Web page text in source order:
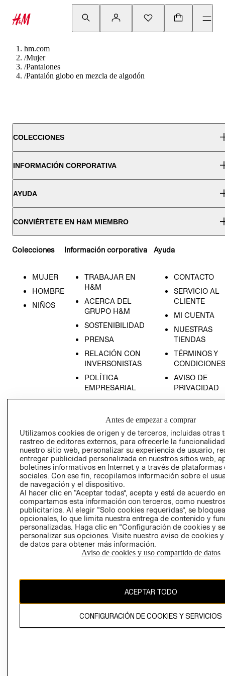
hm.com
/Mujer
/Pantalones
/Pantalón globo en mezcla de algodón
COLECCIONES
INFORMACIÓN CORPORATIVA
AYUDA
CONVIÉRTETE EN H&M MIEMBRO
Colecciones
MUJER
HOMBRE
NIÑOS
Información corporativa
TRABAJAR EN
H&M
ACERCA DEL
GRUPO H&M
SOSTENIBILIDAD
PRENSA
RELACIÓN CON
INVERSONISTAS
POLÍTICA
EMPRESARIAL
Ayuda
CONTACTO
SERVICIO AL
CLIENTE
MI CUENTA
NUESTRAS
TIENDAS
TÉRMINOS Y
CONDICIONES
AVISO DE
PRIVACIDAD
GIFT CARD
COOKIES
LIBRO DE
Ecuador ($)
CAMBIAR REGIÓN
El contenido de esta página web está protegido por copyright y es
propiedad de H&M Hennes & Mauritz AB.
Antes de empezar a comprar
Utilizamos cookies de origen y de terceros, incluidas otras
rastreo de editores externos, para ofrecerle la
nuestro sitio web, personalizar su experiencia de usuario,
entregar publicidad personalizada en nuestros sitios web,
boletines informativos en Internet y a través de plataformas
sociales. Con ese fin, recopilamos información sobre el
de navegación y el dispositivo.
Al hacer clic en “Aceptar todas”, acepta y está de acuerdo
compartamos esta información con terceros, como
publicitarios. Al elegir “Solo cookies requeridas”, se
opcionales, lo que limita nuestra entrega de contenido y
personalizadas. Haga clic en “Configuración de cookies y
personalizar sus opciones. Visite nuestro aviso de cookies
de datos para obtener más información.
Aviso de cookies y uso compartido de datos
ACEPTAR TODO
CONFIGURACIÓN DE COOKIES Y SERVICIOS